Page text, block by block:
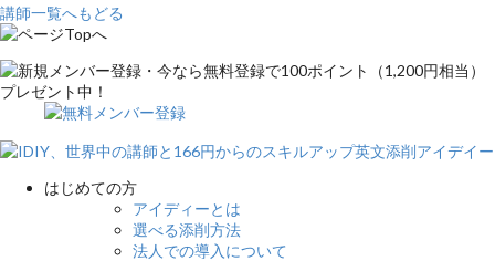
講師一覧へもどる
はじめての方
アイディーとは
選べる添削方法
法人での導入について